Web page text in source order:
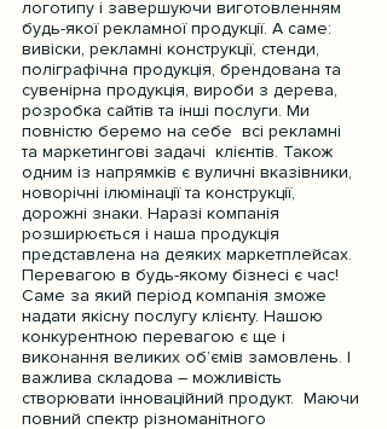
логотипу і завершуючи виготовленням
будь-якої рекламної продукції. А саме:
вивіски, рекламні конструкції, стенди,
поліграфічна продукція, брендована та
сувенірна продукція, вироби з дерева,
розробка сайтів та інші послуги. Ми
повністю беремо на себе  всі рекламні
та маркетингові задачі  клієнтів. Також
одним із напрямків є вуличні вказівники,
новорічні ілюмінації та конструкції,
дорожні знаки. Наразі компанія
розширюється і наша продукція
представлена на деяких маркетплейсах.
Перевагою в будь-якому бізнесі є час!
Саме за який період компанія зможе
надати якісну послугу клієнту. Нашою
конкурентною перевагою є ще і
виконання великих об’ємів замовлень. І
важлива складова – можливість
створювати інноваційний продукт.  Маючи
повний спектр різноманітного